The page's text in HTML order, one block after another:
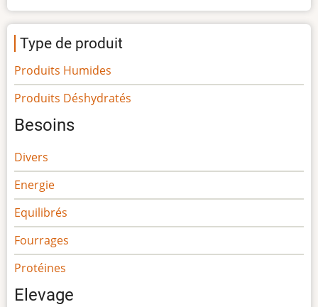
Type de produit
Produits Humides
Produits Déshydratés
Besoins
Divers
Energie
Equilibrés
Fourrages
Protéines
Elevage